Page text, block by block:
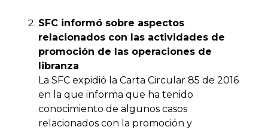
SFC informó sobre aspectos
relacionados con las actividades de
promoción de las operaciones de
libranza
La SFC expidió la Carta Circular 85 de 2016
en la que informa que ha tenido
conocimiento de algunos casos
relacionados con la promoción y